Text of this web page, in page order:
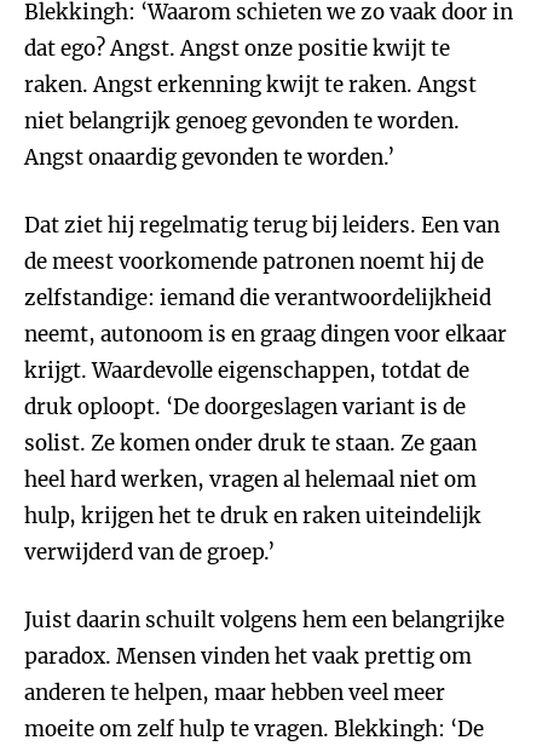
Blekkingh: ‘Waarom schieten we zo vaak door in
dat ego? Angst. Angst onze positie kwijt te
raken. Angst erkenning kwijt te raken. Angst
niet belangrijk genoeg gevonden te worden.
Angst onaardig gevonden te worden.’
Dat ziet hij regelmatig terug bij leiders. Een van
de meest voorkomende patronen noemt hij de
zelfstandige: iemand die verantwoordelijkheid
neemt, autonoom is en graag dingen voor elkaar
krijgt. Waardevolle eigenschappen, totdat de
druk oploopt. ‘De doorgeslagen variant is de
solist. Ze komen onder druk te staan. Ze gaan
heel hard werken, vragen al helemaal niet om
hulp, krijgen het te druk en raken uiteindelijk
verwijderd van de groep.’
Juist daarin schuilt volgens hem een belangrijke
paradox. Mensen vinden het vaak prettig om
anderen te helpen, maar hebben veel meer
moeite om zelf hulp te vragen. Blekkingh: ‘De